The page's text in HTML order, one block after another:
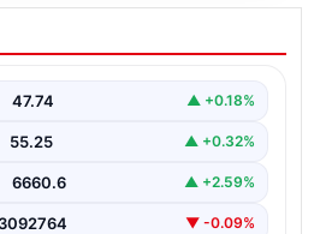
Dijital İletişimin Seviyeli
Deneyimi
taşımaktadır. Güncel olarak…
47.74 ▲ +0.18%
55.25 ▲ +0.32%
6660.6 ▲ +2.59%
3092764 ▼ -0.09%